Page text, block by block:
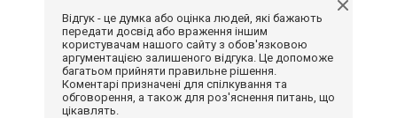
Відгук - це думка або оцінка людей, які бажають
передати досвід або враження іншим
користувачам нашого сайту з обов'язковою
аргументацією залишеного відгука. Це допоможе
багатьом прийняти правильне рішення.
Коментарі призначені для спілкування та
обговорення, а також для роз'яснення питань, що
цікавлять.